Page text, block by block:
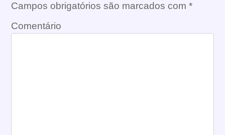
Campos obrigatórios são marcados com *
Comentário